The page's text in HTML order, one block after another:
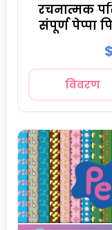
रचनात्मक
संपूर्ण पेप्पा
विवरण